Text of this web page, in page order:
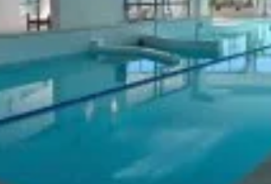
- Séjourner à l’hôtel
spa, face à la
L’établissement
capacité
évènements
travail, team-